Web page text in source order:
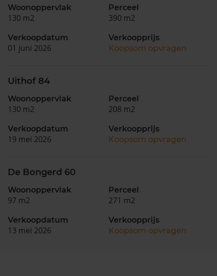
Woonoppervlak
130 m2
Perceel
390 m2
Verkoopdatum
01 juni 2026
Verkoopprijs
Koopsom opvragen
Uithof 84
Woonoppervlak
130 m2
Perceel
208 m2
Verkoopdatum
19 mei 2026
Verkoopprijs
Koopsom opvragen
De Bongerd 60
Woonoppervlak
97 m2
Perceel
271 m2
Verkoopdatum
13 mei 2026
Verkoopprijs
Koopsom opvragen